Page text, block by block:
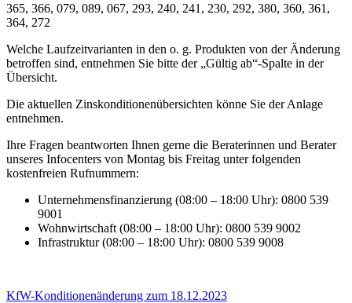
365, 366, 079, 089, 067, 293, 240, 241, 230, 292, 380, 360, 361,
364, 272
Welche Laufzeitvarianten in den o. g. Produkten von der Änderung
betroffen sind, entnehmen Sie bitte der „Gültig ab“-Spalte in der
Übersicht.
Die aktuellen Zinskonditionenübersichten könne Sie der Anlage
entnehmen.
Ihre Fragen beantworten Ihnen gerne die Beraterinnen und Berater
unseres Infocenters von Montag bis Freitag unter folgenden
kostenfreien Rufnummern:
Unternehmensfinanzierung (08:00 – 18:00 Uhr): 0800 539
9001
Wohnwirtschaft (08:00 – 18:00 Uhr): 0800 539 9002
Infrastruktur (08:00 – 18:00 Uhr): 0800 539 9008
KfW-Konditionenänderung zum 18.12.2023